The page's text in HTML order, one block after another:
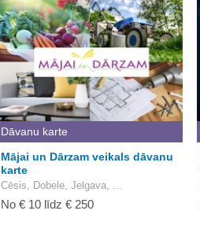
Dāvanu karte
Mājai un Dārzam veikals dāvanu
karte
Cēsis, Dobele, Jelgava, ...
No € 10 līdz € 250